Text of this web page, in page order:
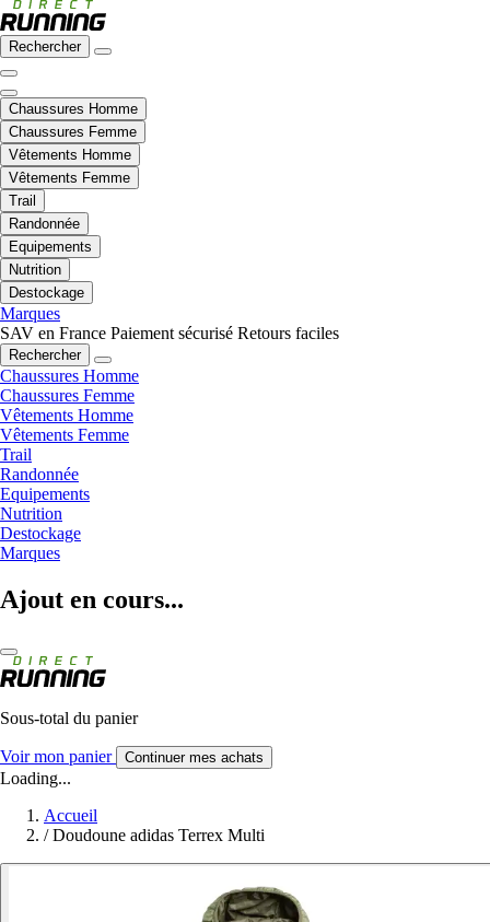
Rechercher
Chaussures Homme
Chaussures Femme
Vêtements Homme
Vêtements Femme
Trail
Randonnée
Equipements
Nutrition
Destockage
Marques
SAV en France Paiement sécurisé Retours faciles
Rechercher
Chaussures Homme
Chaussures Femme
Vêtements Homme
Vêtements Femme
Trail
Randonnée
Equipements
Nutrition
Destockage
Marques
Ajout en cours...
Sous-total du panier
Voir mon panier Continuer mes achats
Loading...
Accueil
/ Doudoune adidas Terrex Multi